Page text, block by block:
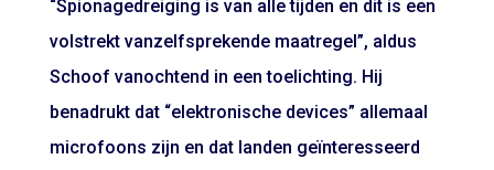
“Spionagedreiging is van alle tijden en dit is een
volstrekt vanzelfsprekende maatregel”, aldus
Schoof vanochtend in een toelichting. Hij
benadrukt dat “elektronische devices” allemaal
microfoons zijn en dat landen geïnteresseerd